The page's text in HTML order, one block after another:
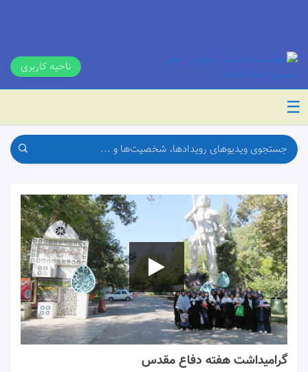
ناحیه کاربری
☰
00:00 03:12
گرامیداشت هفته دفاع مقدس